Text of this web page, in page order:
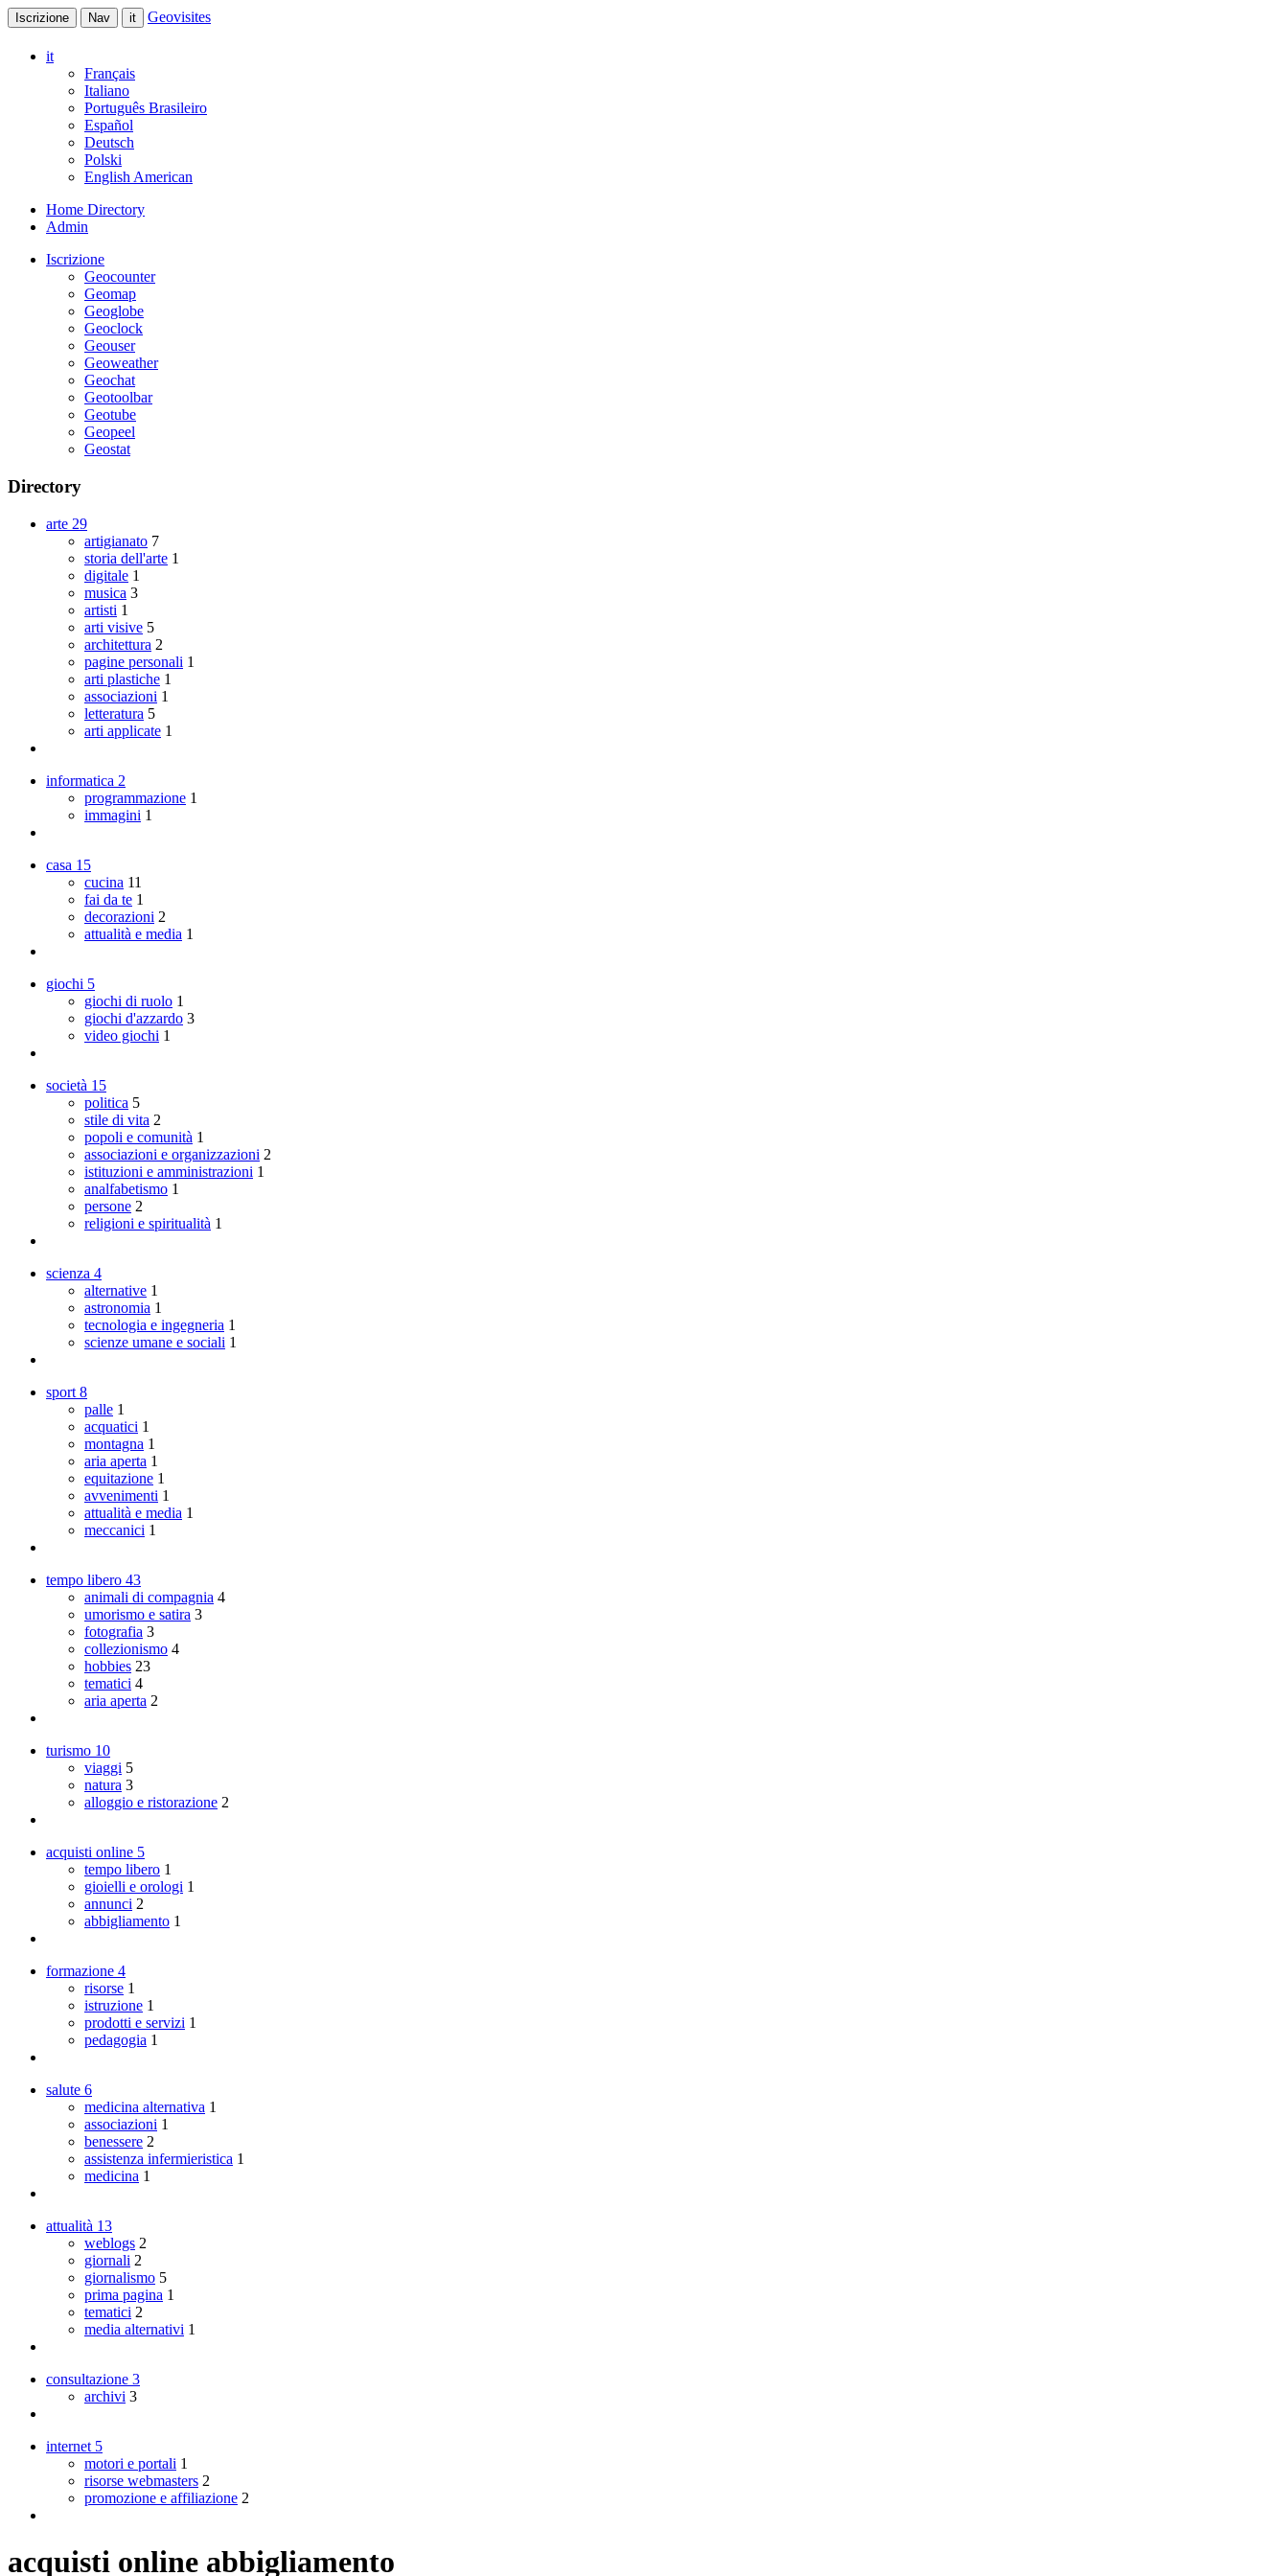
Iscrizione Nav it Geovisites
it
Français
Italiano
Português Brasileiro
Español
Deutsch
Polski
English American
Home Directory
Admin
Iscrizione
Geocounter
Geomap
Geoglobe
Geoclock
Geouser
Geoweather
Geochat
Geotoolbar
Geotube
Geopeel
Geostat
Directory
arte 29
artigianato 7
storia dell'arte 1
digitale 1
musica 3
artisti 1
arti visive 5
architettura 2
pagine personali 1
arti plastiche 1
associazioni 1
letteratura 5
arti applicate 1
informatica 2
programmazione 1
immagini 1
casa 15
cucina 11
fai da te 1
decorazioni 2
attualità e media 1
giochi 5
giochi di ruolo 1
giochi d'azzardo 3
video giochi 1
società 15
politica 5
stile di vita 2
popoli e comunità 1
associazioni e organizzazioni 2
istituzioni e amministrazioni 1
analfabetismo 1
persone 2
religioni e spiritualità 1
scienza 4
alternative 1
astronomia 1
tecnologia e ingegneria 1
scienze umane e sociali 1
sport 8
palle 1
acquatici 1
montagna 1
aria aperta 1
equitazione 1
avvenimenti 1
attualità e media 1
meccanici 1
tempo libero 43
animali di compagnia 4
umorismo e satira 3
fotografia 3
collezionismo 4
hobbies 23
tematici 4
aria aperta 2
turismo 10
viaggi 5
natura 3
alloggio e ristorazione 2
acquisti online 5
tempo libero 1
gioielli e orologi 1
annunci 2
abbigliamento 1
formazione 4
risorse 1
istruzione 1
prodotti e servizi 1
pedagogia 1
salute 6
medicina alternativa 1
associazioni 1
benessere 2
assistenza infermieristica 1
medicina 1
attualità 13
weblogs 2
giornali 2
giornalismo 5
prima pagina 1
tematici 2
media alternativi 1
consultazione 3
archivi 3
internet 5
motori e portali 1
risorse webmasters 2
promozione e affiliazione 2
acquisti online abbigliamento